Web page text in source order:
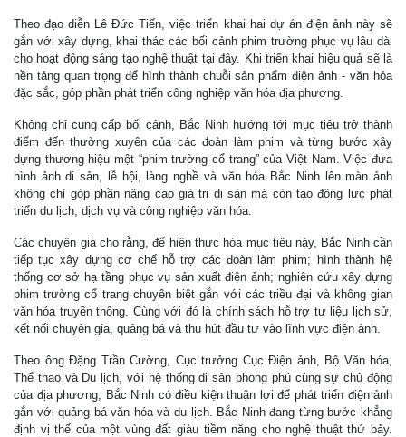
Theo đạo diễn Lê Đức Tiến, việc triển khai hai dự án điện ảnh này sẽ
gắn với xây dựng, khai thác các bối cảnh phim trường phục vụ lâu dài
cho hoạt động sáng tạo nghệ thuật tại đây. Khi triển khai hiệu quả sẽ là
nền tảng quan trọng để hình thành chuỗi sản phẩm điện ảnh - văn hóa
đặc sắc, góp phần phát triển công nghiệp văn hóa địa phương.
Không chỉ cung cấp bối cảnh, Bắc Ninh hướng tới mục tiêu trở thành
điểm đến thường xuyên của các đoàn làm phim và từng bước xây
dựng thương hiệu một “phim trường cổ trang” của Việt Nam. Việc đưa
hình ảnh di sản, lễ hội, làng nghề và văn hóa Bắc Ninh lên màn ảnh
không chỉ góp phần nâng cao giá trị di sản mà còn tạo động lực phát
triển du lịch, dịch vụ và công nghiệp văn hóa.
Các chuyên gia cho rằng, để hiện thực hóa mục tiêu này, Bắc Ninh cần
tiếp tục xây dựng cơ chế hỗ trợ các đoàn làm phim; hình thành hệ
thống cơ sở hạ tầng phục vụ sản xuất điện ảnh; nghiên cứu xây dựng
phim trường cổ trang chuyên biệt gắn với các triều đại và không gian
văn hóa truyền thống. Cùng với đó là chính sách hỗ trợ tư liệu lịch sử,
kết nối chuyên gia, quảng bá và thu hút đầu tư vào lĩnh vực điện ảnh.
Theo ông Đặng Trần Cường, Cục trưởng Cục Điện ảnh, Bộ Văn hóa,
Thể thao và Du lịch, với hệ thống di sản phong phú cùng sự chủ động
của địa phương, Bắc Ninh có điều kiện thuận lợi để phát triển điện ảnh
gắn với quảng bá văn hóa và du lịch. Bắc Ninh đang từng bước khẳng
định vị thế của một vùng đất giàu tiềm năng cho nghệ thuật thứ bảy.